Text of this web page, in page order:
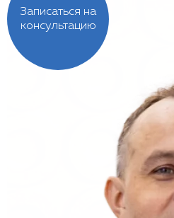
Записаться на
консультацию